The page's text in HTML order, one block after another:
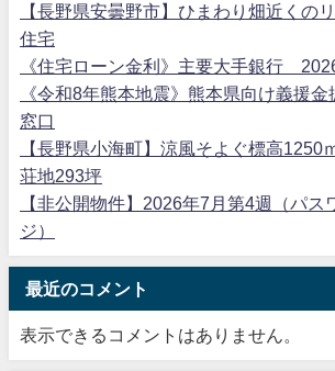
【長野県安曇野市】ひまわり畑近くの
住宅
《住宅ローン金利》主要大手銀行
《令和8年熊本地震》熊本県向け義援
窓口
【長野県小海町】涼風そよぐ標高1250
荘地293坪
【非公開物件】2026年7月第4週（パス
ジ）
最近のコメント
表示できるコメントはありません。